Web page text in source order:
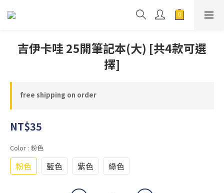
吉伊卡哇 25開筆記本(大) [共4款可選
擇]
free shipping on order
NT$35
Color : 粉色
粉色 藍色 紫色 綠色